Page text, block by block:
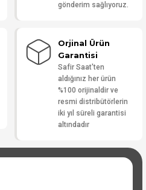
gönderim sağlıyoruz.
Orjinal Ürün
Garantisi
Safir Saat'ten
aldığınız her ürün
%100 orijinaldir ve
resmi distribütörlerin
iki yıl süreli garantisi
altındadır